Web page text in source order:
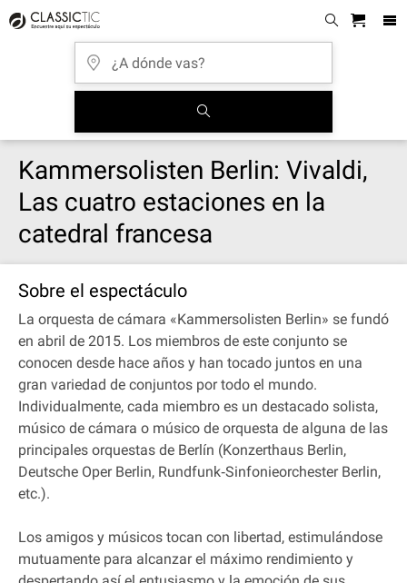
Kammersolisten Berlin: Vivaldi,
Las cuatro estaciones en la
catedral francesa
Sobre el espectáculo
La orquesta de cámara «Kammersolisten Berlin» se fundó
en abril de 2015. Los miembros de este conjunto se
conocen desde hace años y han tocado juntos en una
gran variedad de conjuntos por todo el mundo.
Individualmente, cada miembro es un destacado solista,
músico de cámara o músico de orquesta de alguna de las
principales orquestas de Berlín (Konzerthaus Berlin,
Deutsche Oper Berlin, Rundfunk‐Sinfonieorchester Berlin,
etc.).
Los amigos y músicos tocan con libertad, estimulándose
mutuamente para alcanzar el máximo rendimiento y